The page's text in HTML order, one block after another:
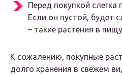
Перед покупкой слегка
Если он пустой, будет
– такие растения в
К сожалению, покупные
долго хранения в свежем